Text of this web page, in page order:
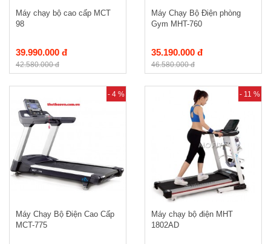
Máy chạy bộ cao cấp MCT
98
39.990.000 đ
42.580.000 đ
Máy Chạy Bộ Điện phòng
Gym MHT-760
35.190.000 đ
46.580.000 đ
- 4 %
Máy Chạy Bộ Điện Cao Cấp
MCT-775
- 11 %
Máy chạy bộ điện MHT
1802AD